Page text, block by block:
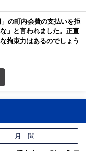
」の町内会費の支払いを拒
」と言われました。正直
拘束力はあるのでしょう
月 間